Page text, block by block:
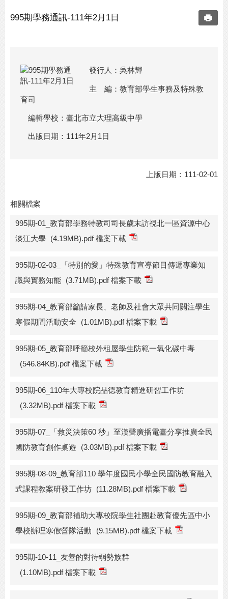
995期學務通訊-111年2月1日
發行人：吳林輝
主 編：教育部學生事務及特殊教
育司
編輯學校：臺北市立大理高級中學
出版日期：111年2月1日
上版日期：111-02-01
相關檔案
995期-01_教育部學務特教司司長歲末訪視北一區資源中心
淡江大學 (4.19MB).pdf 檔案下載
995期-02-03_「特別的愛」特殊教育宣導節目傳遞專業知
識與實務知能 (3.71MB).pdf 檔案下載
995期-04_教育部籲請家長、老師及社會大眾共同關注學生
寒假期間活動安全
(1.01MB).pdf 檔案下載
995期-05_教育部呼籲校外租屋學生防範一氧化碳中毒
(546.84KB).pdf 檔案下載
995期-06_110年大專校院品德教育精進研習工作坊
(3.32MB).pdf 檔案下載
995期-07_「救災決策60 秒」至漢聲廣播電臺分享推廣全民
國防教育創作桌遊
(3.03MB).pdf 檔案下載
995期-08-09_教育部110 學年度國民小學全民國防教育融入
式課程教案研發工作坊 (11.28MB).pdf 檔案下載
995期-09_教育部補助大專校院學生社團赴教育優先區中小
學校辦理寒假營隊活動
(9.15MB).pdf 檔案下載
995期-10-11_友善的對待弱勢族群
(1.10MB).pdf 檔案下載